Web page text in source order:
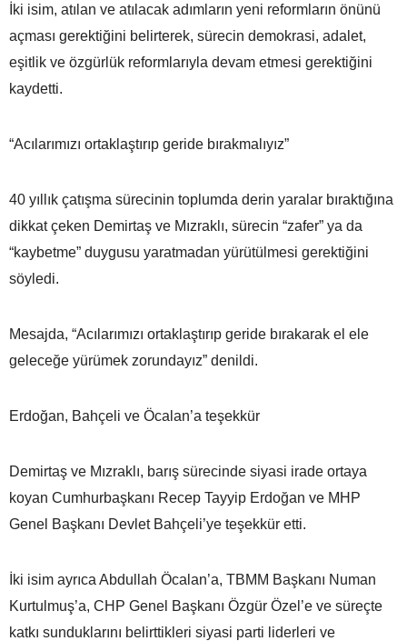
İki isim, atılan ve atılacak adımların yeni reformların önünü
açması gerektiğini belirterek, sürecin demokrasi, adalet,
eşitlik ve özgürlük reformlarıyla devam etmesi gerektiğini
kaydetti.
“Acılarımızı ortaklaştırıp geride bırakmalıyız”
40 yıllık çatışma sürecinin toplumda derin yaralar bıraktığına
dikkat çeken Demirtaş ve Mızraklı, sürecin “zafer” ya da
“kaybetme” duygusu yaratmadan yürütülmesi gerektiğini
söyledi.
Mesajda, “Acılarımızı ortaklaştırıp geride bırakarak el ele
geleceğe yürümek zorundayız” denildi.
Erdoğan, Bahçeli ve Öcalan’a teşekkür
Demirtaş ve Mızraklı, barış sürecinde siyasi irade ortaya
koyan Cumhurbaşkanı Recep Tayyip Erdoğan ve MHP
Genel Başkanı Devlet Bahçeli’ye teşekkür etti.
İki isim ayrıca Abdullah Öcalan’a, TBMM Başkanı Numan
Kurtulmuş’a, CHP Genel Başkanı Özgür Özel’e ve süreçte
katkı sunduklarını belirttikleri siyasi parti liderleri ve